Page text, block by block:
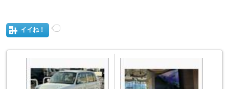
イイね！